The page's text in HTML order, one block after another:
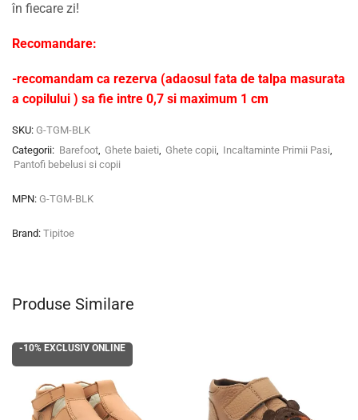
în fiecare zi!
Recomandare:
-recomandam ca rezerva (adaosul fata de talpa masurata
a copilului ) sa fie intre 0,7 si maximum 1 cm
SKU: G-TGM-BLK
Categorii: Barefoot, Ghete baieti, Ghete copii, Incaltaminte Primii Pasi,
Pantofi bebelusi si copii
MPN: G-TGM-BLK
Brand: Tipitoe
Produse Similare
-10% EXCLUSIV ONLINE